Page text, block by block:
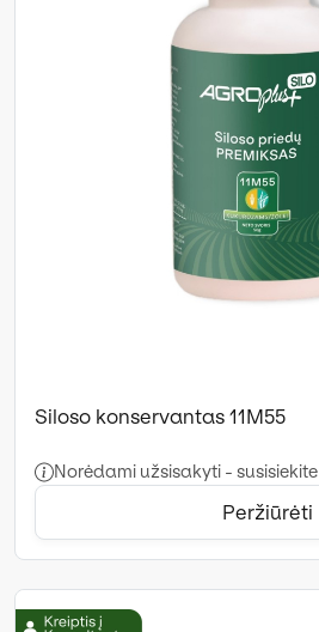
Siloso konservantas 11M55
Norėdami užsisakyti - susisiekite
Peržiūrėti